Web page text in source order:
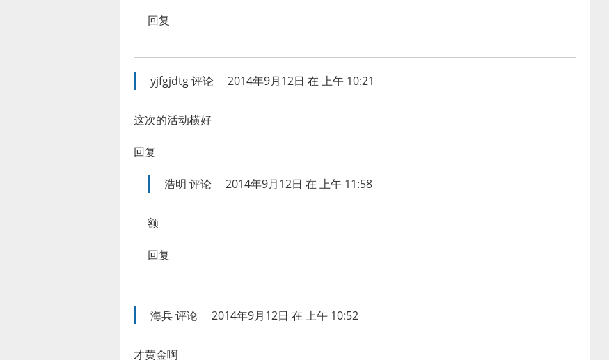
回复
yjfgjdtg评论 2014年9月12日 在 上午 10:21
这次的活动横好
回复
浩明 评论 2014年9月12日 在 上午 11:58
额
回复
海兵评论 2014年9月12日 在 上午 10:52
才黄金啊